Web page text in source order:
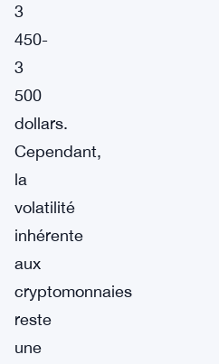
3
450-
3
500
dollars.
Cependant,
la
volatilité
inhérente
aux
cryptomonnaies
reste
une